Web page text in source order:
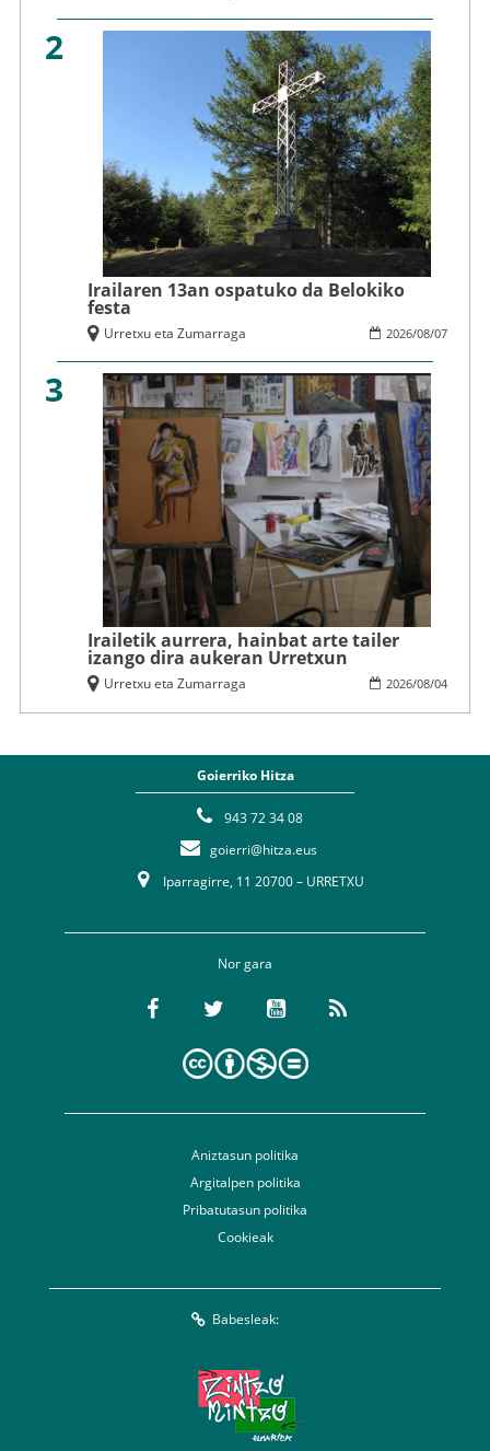
2
Irailaren 13an ospatuko da Belokiko
festa
2026/08/07
Urretxu eta Zumarraga
3
Irailetik aurrera, hainbat arte tailer
izango dira aukeran Urretxun
2026/08/04
Urretxu eta Zumarraga
Goierriko Hitza
943 72 34 08
goierri@hitza.eus
Iparragirre, 11 20700 – URRETXU
Nor gara
Aniztasun politika
Argitalpen politika
Pribatutasun politika
Cookieak
Babesleak: